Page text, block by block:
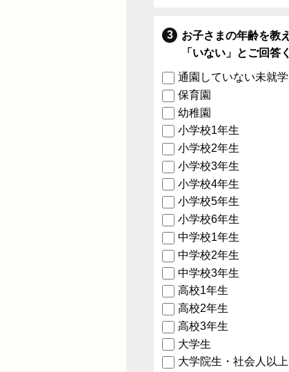
お子さまの年齢を教
「いない」とご回答
通園していない未就学
保育園
幼稚園
小学校1年生
小学校2年生
小学校3年生
小学校4年生
小学校5年生
小学校6年生
中学校1年生
中学校2年生
中学校3年生
高校1年生
高校2年生
高校3年生
大学生
大学院生・社会人以上